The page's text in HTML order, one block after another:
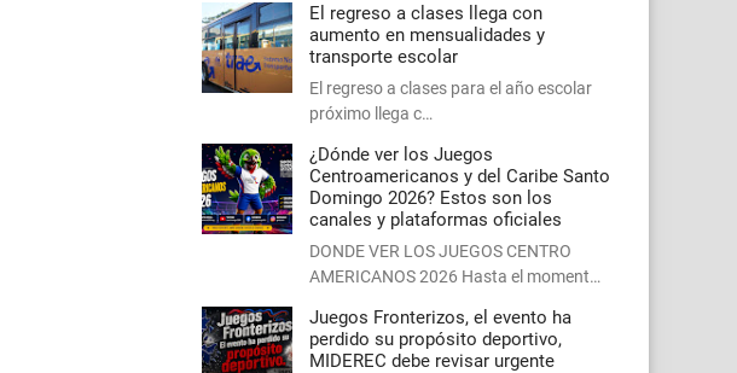
El regreso a clases llega con
aumento en mensualidades y
transporte escolar
El regreso a clases para el año escolar
próximo llega c…
¿Dónde ver los Juegos
Centroamericanos y del Caribe Santo
Domingo 2026? Estos son los
canales y plataformas oficiales
DONDE VER LOS JUEGOS CENTRO
AMERICANOS 2026 Hasta el moment…
Juegos Fronterizos, el evento ha
perdido su propósito deportivo,
MIDEREC debe revisar urgente